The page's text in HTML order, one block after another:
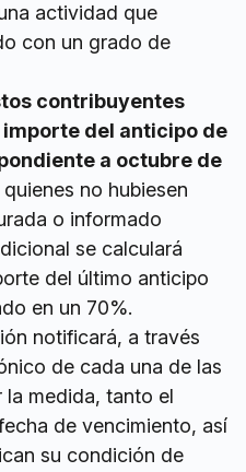
actividad que
con un grado de
contribuyentes
del anticipo de
a octubre de
no hubiesen
o informado
se calculará
del último anticipo
en un 70%.
notificará, a través
de cada una de las
la medida, tanto el
de vencimiento, así
su condición de